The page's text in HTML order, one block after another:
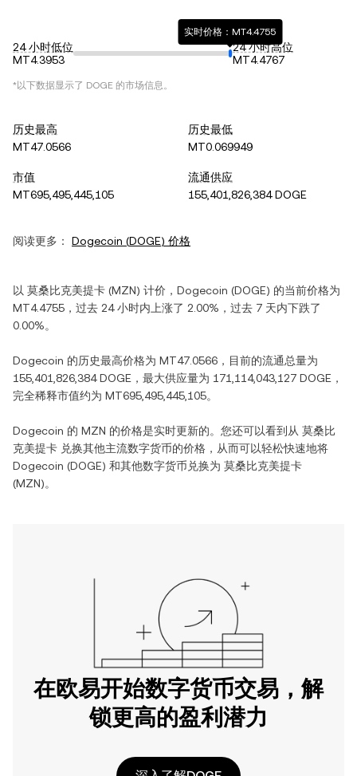
24 小时低位
MT4.3953
实时价格：MT4.4755
24 小时高位
MT4.4767
*以下数据显示了 DOGE 的市场信息。
历史最高
MT47.0566
历史最低
MT0.069949
市值
MT695,495,445,105
流通供应
155,401,826,384 DOGE
阅读更多： Dogecoin (DOGE) 价格
以 莫桑比克美提卡 (MZN) 计价， Dogecoin (DOGE) 的当前价格为
MT4.4755 ，过去 24 小时内 上涨了 2.00% ，过去 7 天内下跌了
0.00%。
Dogecoin 的历史最高价格为 MT47.0566 ，目前的流通总量为
155,401,826,384 DOGE ，最大供应量为 171,114,043,127 DOGE ，
完全稀释市值约为 MT695,495,445,105。
Dogecoin 的 MZN 的价格是实时更新的。您还可以看到从 莫桑比
克美提卡 兑换其他主流数字货币的价格，从而可以轻松快速地将
Dogecoin (DOGE) 和其他数字货币兑换为 莫桑比克美提卡
(MZN)。
在欧易开始数字货币交易，解
锁更高的盈利潜力